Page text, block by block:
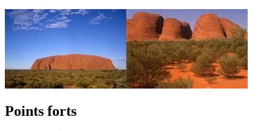
Points forts